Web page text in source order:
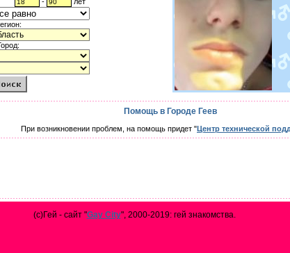
Помощь в Городе Геев
При возникновении проблем, на помощь придет "Центр технической
(с)Гей - сайт "Gay City", 2000-2019: гей знакомства.